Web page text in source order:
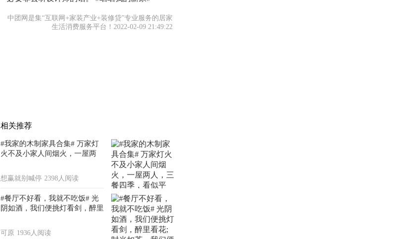
中团网是集“互联网+家装产业+装修贷”专业服务的居家
生活消费服务平台！2022-02-09 21:49:22
相关推荐
#我家的木制家具合集# 万家灯
火不及小家人间烟火，一屋两
欢喜。
想赢就别喊停 2398人阅读
#餐厅不好看，我就不吃饭# 光
阴如酒，我们便挑灯看剑，醉里
茶汤，闻馥郁清香。
可原 1936人阅读